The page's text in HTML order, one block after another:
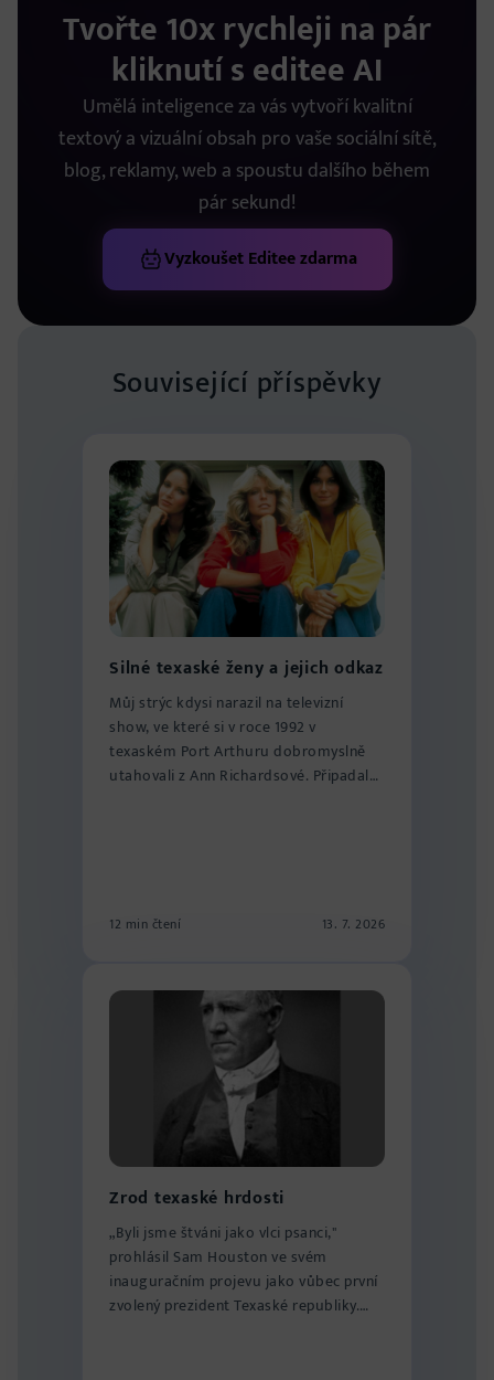
Tvořte 10x rychleji na pár
kliknutí s editee AI
Umělá inteligence za vás vytvoří kvalitní
textový a vizuální obsah pro vaše sociální sítě,
blog, reklamy, web a spoustu dalšího během
pár sekund!
Vyzkoušet Editee zdarma
Související příspěvky
Silné texaské ženy a jejich odkaz
Můj strýc kdysi narazil na televizní
show, ve které si v roce 1992 v
texaském Port Arthuru dobromyslně
utahovali z Ann Richardsové. Připadalo
12 min čtení 13. 7. 2026
Zrod texaské hrdosti
„Byli jsme štváni jako vlci psanci,"
prohlásil Sam Houston ve svém
inauguračním projevu jako vůbec první
zvolený prezident Texaské republiky.